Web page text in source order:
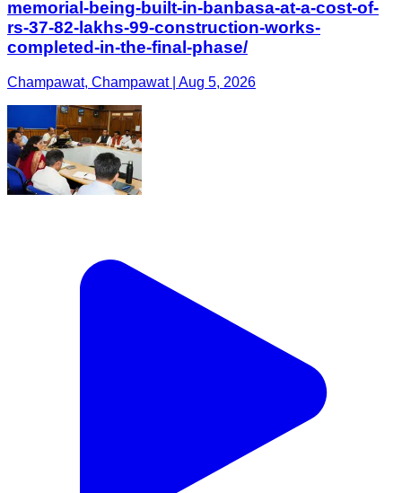
memorial-being-built-in-banbasa-at-a-cost-of-
rs-37-82-lakhs-99-construction-works-
completed-in-the-final-phase/
Champawat, Champawat | Aug 5, 2026